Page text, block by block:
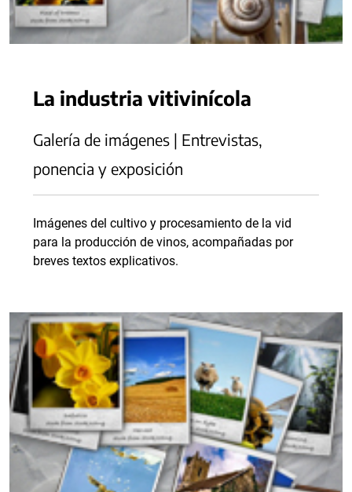
La industria vitivinícola
Galería de imágenes | Entrevistas,
ponencia y exposición
Imágenes del cultivo y procesamiento de la vid
para la producción de vinos, acompañadas por
breves textos explicativos.